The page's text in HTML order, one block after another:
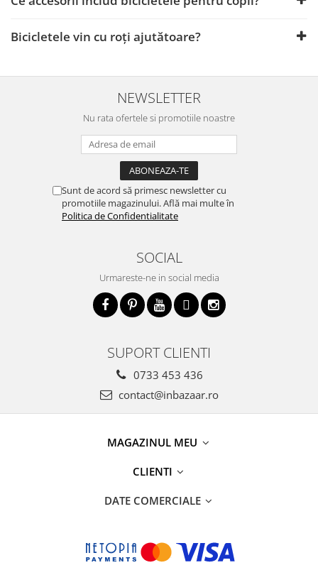
Bicicletele vin cu roți ajutătoare?
NEWSLETTER
Nu rata ofertele si promotiile noastre
Sunt de acord să primesc newsletter cu
promotiile magazinului. Află mai multe în
Politica de Confidentialitate
SOCIAL
Urmareste-ne in social media
SUPORT CLIENTI
0733 453 436
contact@inbazaar.ro
MAGAZINUL MEU
CLIENTI
DATE COMERCIALE